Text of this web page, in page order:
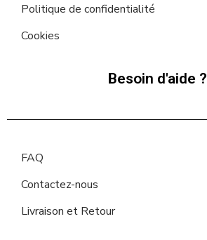
Politique de confidentialité
Cookies
Besoin d'aide ?
FAQ
Contactez-nous
Livraison et Retour